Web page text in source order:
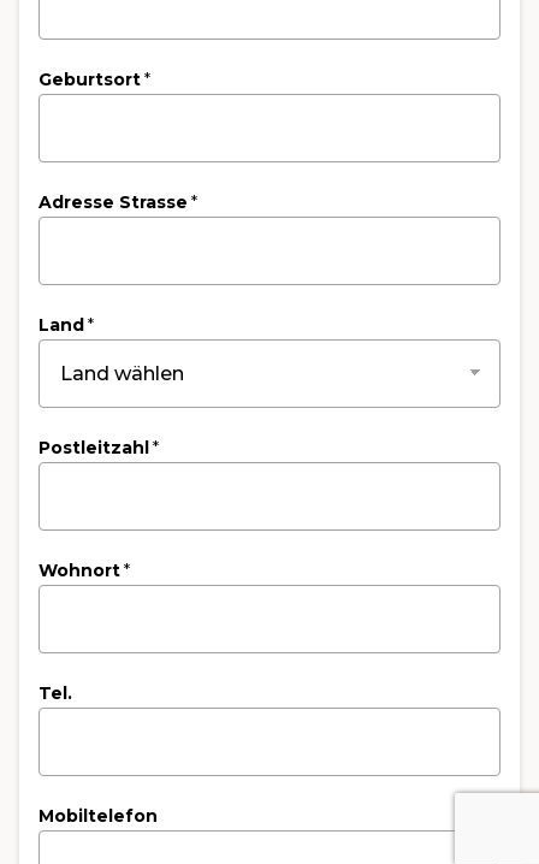
Geburtsort*
Adresse Strasse *
Land *
Postleitzahl *
Wohnort*
Tel.
Mobiltelefon